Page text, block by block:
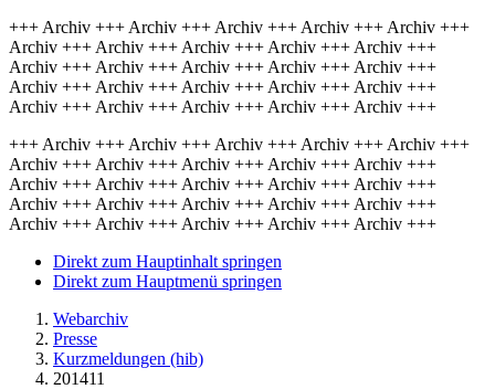
+++ Archiv +++ Archiv +++ Archiv +++ Archiv +++ Archiv +++
Archiv +++ Archiv +++ Archiv +++ Archiv +++ Archiv +++
Archiv +++ Archiv +++ Archiv +++ Archiv +++ Archiv +++
Archiv +++ Archiv +++ Archiv +++ Archiv +++ Archiv +++
Archiv +++ Archiv +++ Archiv +++ Archiv +++ Archiv +++
+++ Archiv +++ Archiv +++ Archiv +++ Archiv +++ Archiv +++
Archiv +++ Archiv +++ Archiv +++ Archiv +++ Archiv +++
Archiv +++ Archiv +++ Archiv +++ Archiv +++ Archiv +++
Archiv +++ Archiv +++ Archiv +++ Archiv +++ Archiv +++
Archiv +++ Archiv +++ Archiv +++ Archiv +++ Archiv +++
Direkt zum Hauptinhalt springen
Direkt zum Hauptmenü springen
Webarchiv
Presse
Kurzmeldungen (hib)
201411